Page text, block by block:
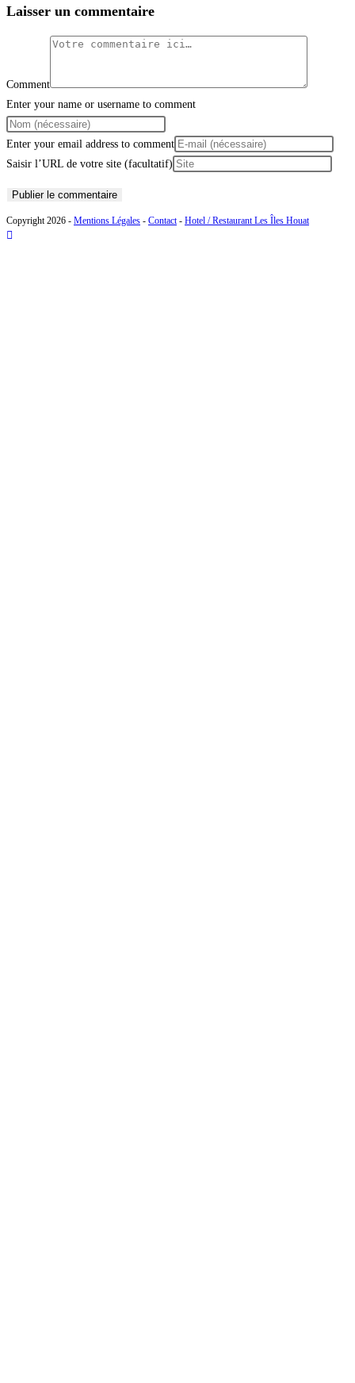
Laisser un commentaire
Comment
Enter your name or username to comment
Enter your email address to comment
Saisir l’URL de votre site (facultatif)
Copyright 2026 - Mentions Légales - Contact- Hotel / Restaurant Les Îles Houat